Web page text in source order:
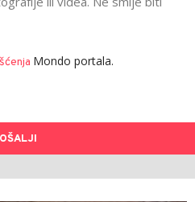
Mondo portala.